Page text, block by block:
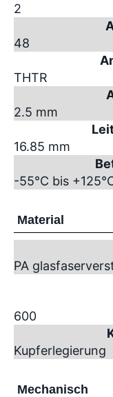
2
48
THTR
2.5 mm
16.85 mm
-55°C bis
Material
PA
600
Kupferlegierung
Mechanisch